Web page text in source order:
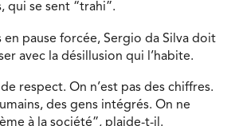
qui se sent “trahi”.
en pause forcée, Sergio da Silva doit
avec la désillusion qui l’habite.
respect. On n’est pas des chiffres.
des gens intégrés. On ne
à la société”, plaide-t-il.